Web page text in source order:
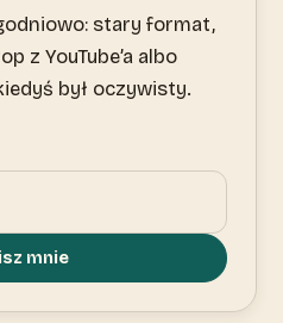
stary format,
z YouTube’a albo
był oczywisty.
mnie